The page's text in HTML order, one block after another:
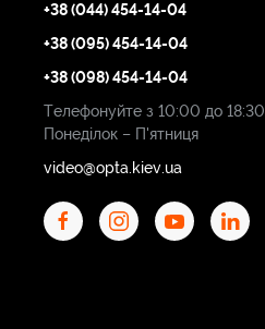
+38 (044) 454-14-04
+38 (095) 454-14-04
+38 (098) 454-14-04
Телефонуйте з 10:00 до 18:30
Понеділок – П'ятниця
video@opta.kiev.ua